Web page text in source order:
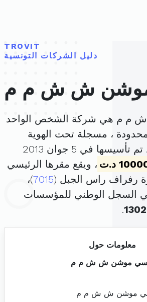
TROVIT
دليل الشركات التونسية
موشن ش ش م م
م م هي شركة الشخص الواحد
، مسجلة تحت الهوية
. تم تأسيسها في 5 جوان 2013
د.ت
، ويقع مقرها الرئيسي
رفراف راس الجبل (7015)،
السجل الوطني للمؤسسات
.
معلومات حول
موشن ش ش م م
موشن ش ش م م